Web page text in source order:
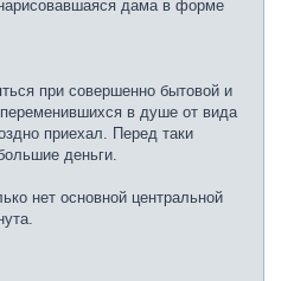
дама в форме
при совершенно бытовой и
в душе от вида
приехал. Перед таки
деньги.
нет основной центральной